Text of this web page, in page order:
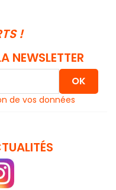
!
NEWSLETTER
de vos données